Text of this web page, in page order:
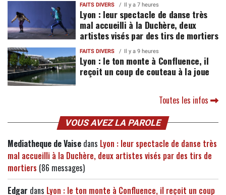
FAITS DIVERS Il y a 7 heures
Lyon : leur spectacle de danse très
mal accueilli à la Duchère, deux
artistes visés par des tirs de mortiers
FAITS DIVERS Il y a 9 heures
Lyon : le ton monte à Confluence, il
reçoit un coup de couteau à la joue
Toutes les infos
VOUS AVEZ LA PAROLE
Mediatheque de Vaise dans Lyon : leur spectacle de danse très
mal accueilli à la Duchère, deux artistes visés par des tirs de
mortiers (86 messages)
Edgar dans Lyon : le ton monte à Confluence, il reçoit un coup